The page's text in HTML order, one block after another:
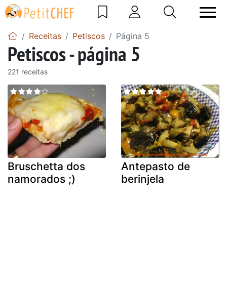
Receitas Petiscos Página 5
Petiscos - página 5
221 receitas
Bruschetta dos
namorados ;)
Antepasto de
berinjela